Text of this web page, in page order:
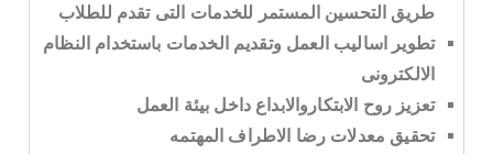
طريق التحسين المستمر للخدمات التى تقدم للطلاب
تطوير اساليب العمل وتقديم الخدمات باستخدام النظام
الالكترونى
تعزيز روح الابتكاروالابداع داخل بيئة العمل
تحقيق معدلات رضا الاطراف المهتمه